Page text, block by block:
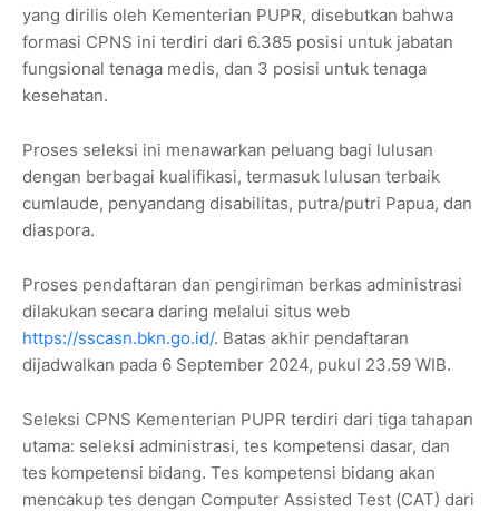
yang dirilis oleh Kementerian PUPR, disebutkan bahwa
formasi CPNS ini terdiri dari 6.385 posisi untuk jabatan
fungsional tenaga medis, dan 3 posisi untuk tenaga
kesehatan.
Proses seleksi ini menawarkan peluang bagi lulusan
dengan berbagai kualifikasi, termasuk lulusan terbaik
cumlaude, penyandang disabilitas, putra/putri Papua, dan
diaspora.
Proses pendaftaran dan pengiriman berkas administrasi
dilakukan secara daring melalui situs web
https://sscasn.bkn.go.id/. Batas akhir pendaftaran
dijadwalkan pada 6 September 2024, pukul 23.59 WIB.
Seleksi CPNS Kementerian PUPR terdiri dari tiga tahapan
utama: seleksi administrasi, tes kompetensi dasar, dan
tes kompetensi bidang. Tes kompetensi bidang akan
mencakup tes dengan Computer Assisted Test (CAT) dari